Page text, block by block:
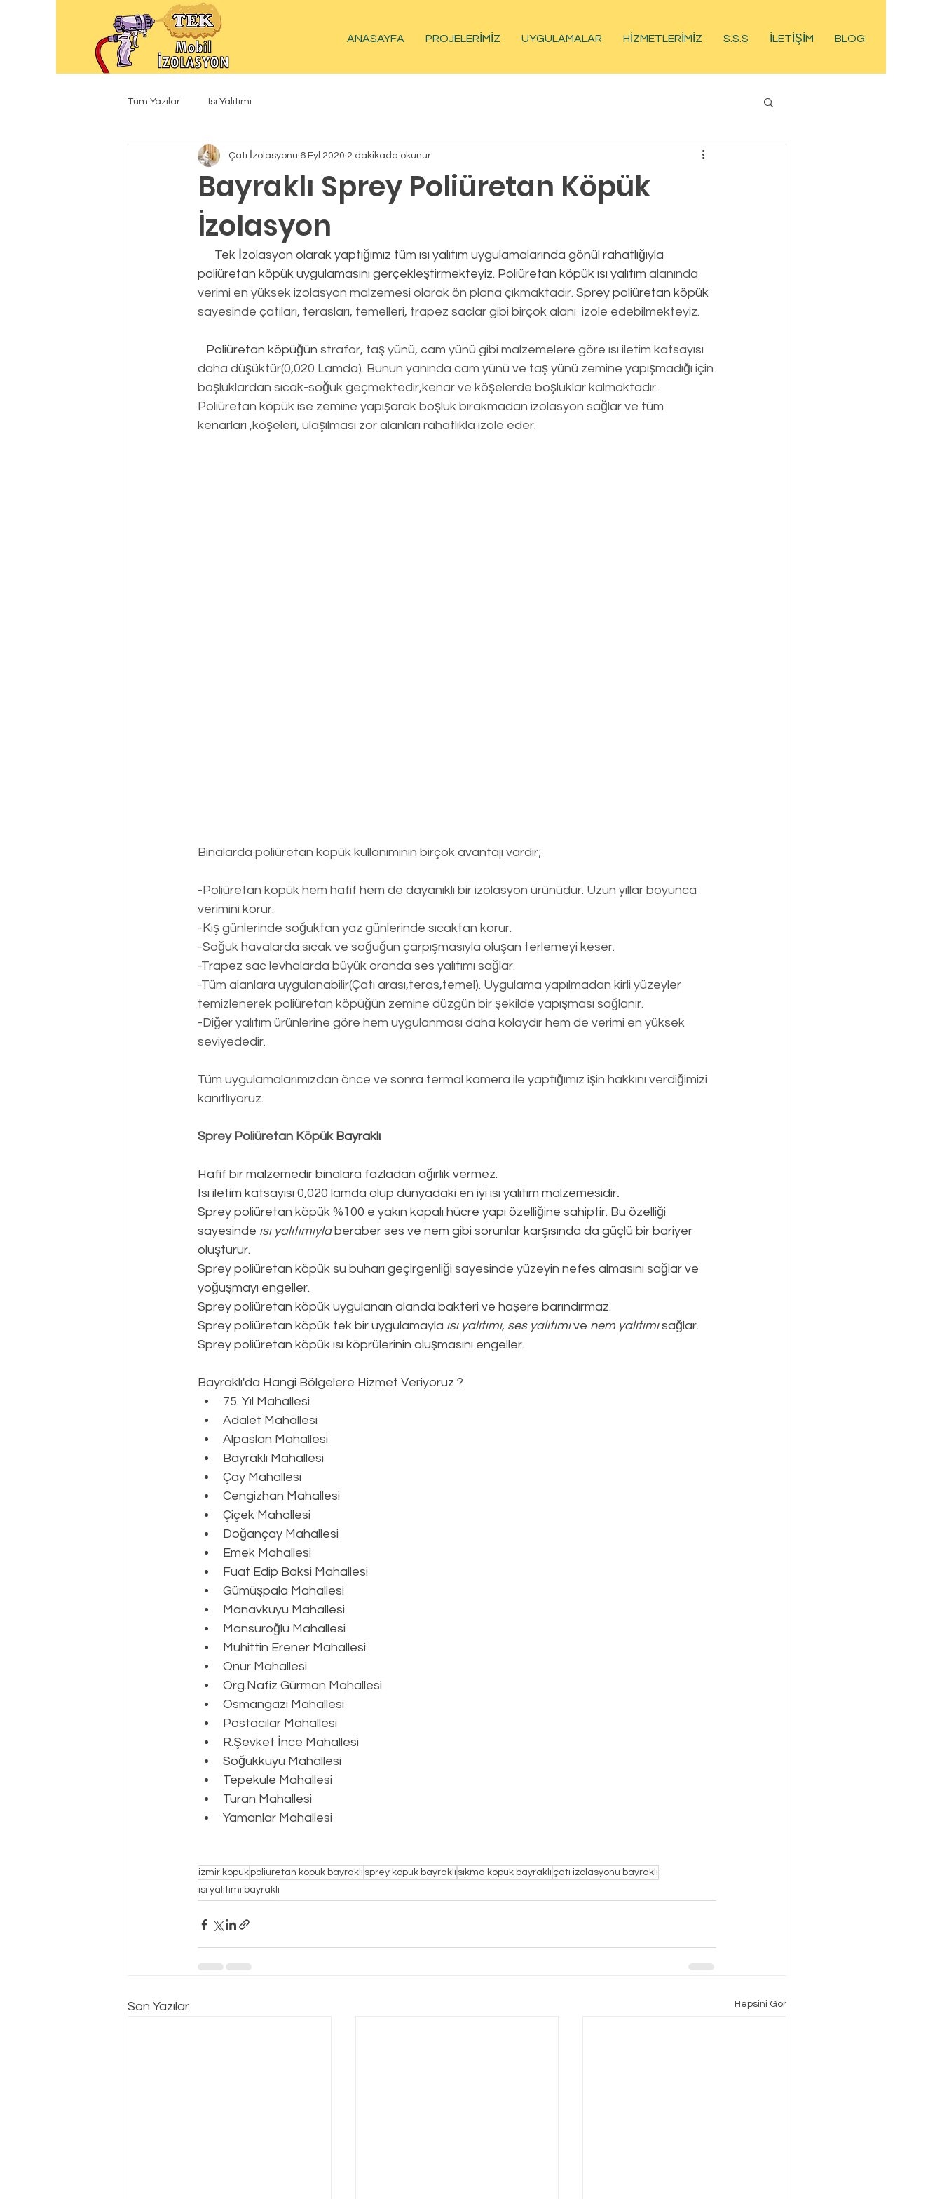
ANASAYFA PROJELERİMİZ UYGULAMALAR HİZMETLERİMİZ S.S.S İLETİŞİM BLOG
Tüm Yazılar Isı Yalıtımı
Bayraklı Sprey Poliüretan Köpük
İzolasyon
Çatı İzolasyonu 6 Eyl 2020 2 dakikada okunur
poliüretan köpük uygulamasını gerçekleştirmekteyiz. Poliüretan köpük ısı yalıtım alanında
verimi en yüksek izolasyon malzemesi olarak ön plana çıkmaktadır. Sprey poliüretan köpük
sayesinde çatıları, terasları, temelleri, trapez saclar gibi birçok alanı  izole edebilmekteyiz.
Poliüretan köpüğün strafor, taş yünü, cam yünü gibi malzemelere göre ısı iletim katsayısı
daha düşüktür(0,020 Lamda). Bunun yanında cam yünü ve taş yünü zemine yapışmadığı için
boşluklardan sıcak-soğuk geçmektedir,kenar ve köşelerde boşluklar kalmaktadır.
Poliüretan köpük ise zemine yapışarak boşluk bırakmadan izolasyon sağlar ve tüm
kenarları ,köşeleri, ulaşılması zor alanları rahatlıkla izole eder.
Binalarda poliüretan köpük kullanımının birçok avantajı vardır;
-Poliüretan köpük hem hafif hem de dayanıklı bir izolasyon ürünüdür. Uzun yıllar boyunca
verimini korur.
-Kış günlerinde soğuktan yaz günlerinde sıcaktan korur.
-Soğuk havalarda sıcak ve soğuğun çarpışmasıyla oluşan terlemeyi keser.
-Trapez sac levhalarda büyük oranda ses yalıtımı sağlar.
-Tüm alanlara uygulanabilir(Çatı arası,teras,temel). Uygulama yapılmadan kirli yüzeyler
temizlenerek poliüretan köpüğün zemine düzgün bir şekilde yapışması sağlanır.
-Diğer yalıtım ürünlerine göre hem uygulanması daha kolaydır hem de verimi en yüksek
seviyededir.
Tüm uygulamalarımızdan önce ve sonra termal kamera ile yaptığımız işin hakkını verdiğimizi
kanıtlıyoruz.
Sprey Poliüretan Köpük Bayraklı
Hafif bir malzemedir binalara fazladan ağırlık vermez.
Isı iletim katsayısı 0,020 lamda olup dünyadaki en iyi ısı yalıtım malzemesidir.
Sprey poliüretan köpük %100 e yakın kapalı hücre yapı özelliğine sahiptir. Bu özelliği
sayesinde ısı yalıtımıyla beraber ses ve nem gibi sorunlar karşısında da güçlü bir bariyer
oluşturur.
Sprey poliüretan köpük su buharı geçirgenliği sayesinde yüzeyin nefes almasını sağlar ve
yoğuşmayı engeller.
Sprey poliüretan köpük uygulanan alanda bakteri ve haşere barındırmaz.
Sprey poliüretan köpük tek bir uygulamayla ısı yalıtımı, ses yalıtımı ve nem yalıtımı sağlar.
Sprey poliüretan köpük ısı köprülerinin oluşmasını engeller.
Bayraklı'da Hangi Bölgelere Hizmet Veriyoruz ?
75. Yıl Mahallesi
Adalet Mahallesi
Alpaslan Mahallesi
Bayraklı Mahallesi
Çay Mahallesi
Cengizhan Mahallesi
Çiçek Mahallesi
Doğançay Mahallesi
Emek Mahallesi
Fuat Edip Baksi Mahallesi
Gümüşpala Mahallesi
Manavkuyu Mahallesi
Mansuroğlu Mahallesi
Muhittin Erener Mahallesi
Onur Mahallesi
Org.Nafiz Gürman Mahallesi
Osmangazi Mahallesi
Postacılar Mahallesi
R.Şevket İnce Mahallesi
Soğukkuyu Mahallesi
Tepekule Mahallesi
Turan Mahallesi
Yamanlar Mahallesi
izmir köpük poliüretan köpük bayraklı sprey köpük bayraklı sıkma köpük bayraklı çatı izolasyonu bayraklı
ısı yalıtımı bayraklı
Son Yazılar Hepsini Gör